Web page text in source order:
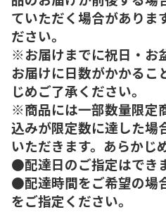
ていただく場合がありま
ださい。
※お届けまでに祝日・お
お届けに日数がかかるこ
じめご了承ください。
※商品には一部数量限定
込みが限定数に達した場
いただきます。あらかじ
●配達日のご指定はでき
●配達時間をご希望の場
をご指定ください。